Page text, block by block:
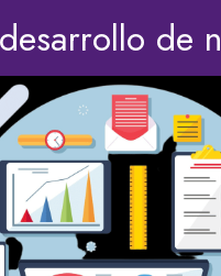
de